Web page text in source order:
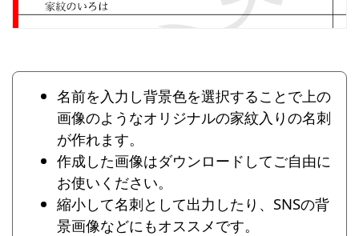
名前を入力し背景色を選択することで上の
画像のようなオリジナルの家紋入りの名刺
が作れます。
作成した画像はダウンロードしてご自由に
お使いください。
縮小して名刺として出力したり、SNSの背
景画像などにもオススメです。